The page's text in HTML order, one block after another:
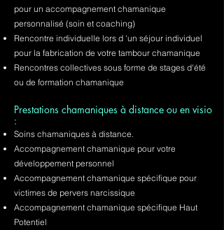
pour un accompagnement chamanique
personnalisé (soin et coaching)
Rencontre individuelle lors d 'un séjour individuel
pour la fabrication de votre tambour chamanique
Rencontres collectives sous forme de stages d'été
ou de formation chamanique
Prestations chamaniques à distance ou en visio
:
Soins chamaniques à distance.
Accompagnement chamanique pour votre
développement personnel
Accompagnement chamanique spécifique pour
victimes de pervers narcissique
Accompagnement chamanique spécifique Haut
Potentiel